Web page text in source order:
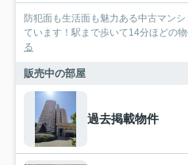
防犯面も生活面も魅力ある中古マン
ています！駅まで歩いて14分ほどの
る
販売中の部屋
過去掲載物件